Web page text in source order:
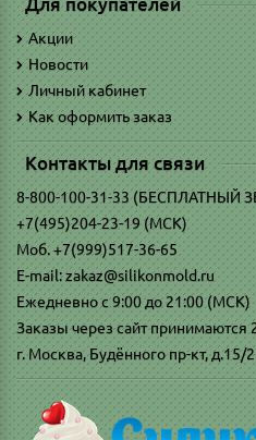
Акции
Новости
Личный кабинет
Как оформить заказ
Контакты для связи
8-800-100-31-33
+7(495)204-23-19 (МСК)
Моб. +7(999)517-36-65
E-mail: zakaz@silikonmold.ru
Ежедневно с 9:00 до 21:00 (МСК)
Заказы через сайт принимаются
г. Москва, Будённого пр-кт, д.15/